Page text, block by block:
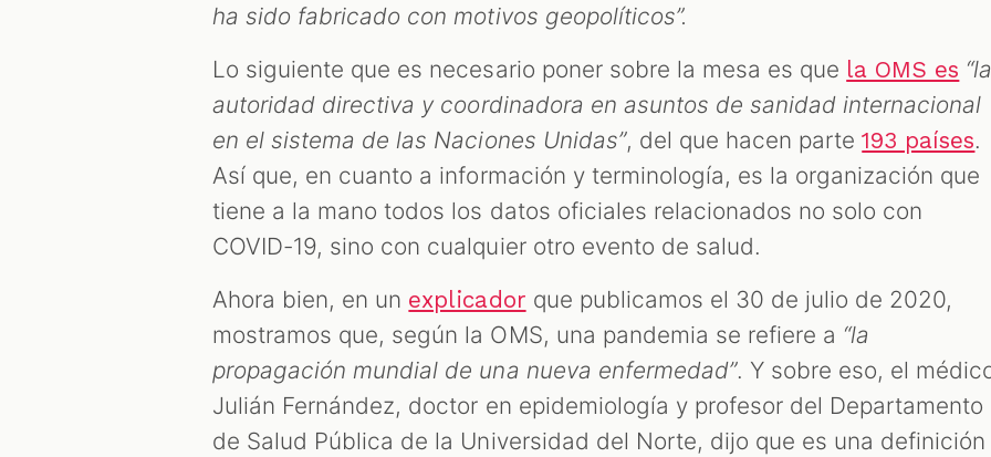
ha sido fabricado con motivos geopolíticos”.
Lo siguiente que es necesario poner sobre la mesa es que la OMS es
autoridad directiva y coordinadora en asuntos de sanidad internacional
en el sistema de las Naciones Unidas”, del que hacen parte193 países.
Así que, en cuanto a información y terminología, es la organización que
tiene a la mano todos los datos oficiales relacionados no solo con
COVID-19, sino con cualquier otro evento de salud.
Ahora bien, en un explicador que publicamos el 30 de julio de 2020,
mostramos que, según la OMS, una pandemia se refiere a “la
propagación mundial de una nueva enfermedad”. Y sobre eso, el
Julián Fernández, doctor en epidemiología y profesor del Departamento
de Salud Pública de la Universidad del Norte, dijo que es una definición